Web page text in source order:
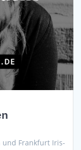
und Frankfurt Iris-